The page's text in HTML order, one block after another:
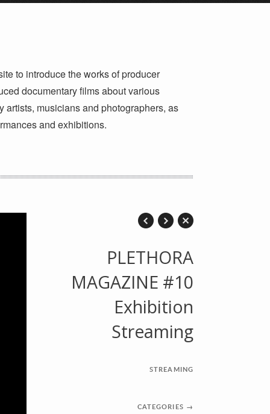
to introduce the works of producer
documentary films about various
artists, musicians and photographers, as
and exhibitions.
PLETHORA
MAGAZINE #10
Exhibition
Streaming
STREAMING
CATEGORIES →